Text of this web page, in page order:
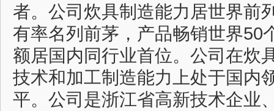
者。公司炊具制造能力居世界前
有率名列前茅，产品畅销世界50
额居国内同行业首位。公司在炊
技术和加工制造能力上处于国内
平。公司是浙江省高新技术企业